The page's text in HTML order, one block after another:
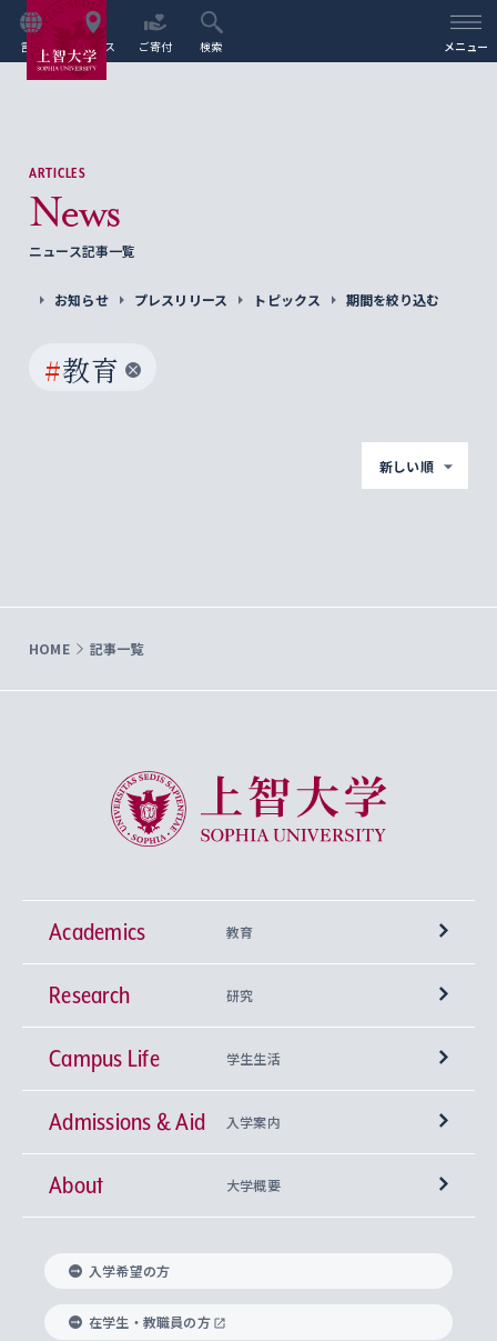
言語 アクセス ご寄付 検索 メニュー
ARTICLES
News
ニュース記事一覧
お知らせ プレスリリース トピックス 期間を絞り込む
#教育
新しい順
HOME 記事一覧
上智大学 Sophia University
Academics 教育
学部
神学部
文学部
総合人間科学部
経済学部
興味から学科を探す
上智大学の全学共通教育
基盤教育センター
キリスト教人間学
身体知
上智大学の語学教育
言語教育研究センター
上智大学のグローバル教育
グローバル教育センター
学びのサポート
Research 研究
研究所 等
キリスト教文化研究所
中世思想研究所
国際言語情報研究所
Sophia Open Research Weeks (SORW)
産官学連携
知的財産
研究支援制度
Campus Life 学生生活
学期区分と授業時間割
課外活動
課外教育プログラム
ボランティア活動
グローバルな学びのコミュニティ
学生の相談窓口
Admissions & Aid 入学案内
上智大学で取得できる学位
入れの方針）
科目等履修生
About 大学概要
理事長・学長メッセージ
学長・副学長紹介
上智大学の精神
入学希望の方
在学生・教職員の方